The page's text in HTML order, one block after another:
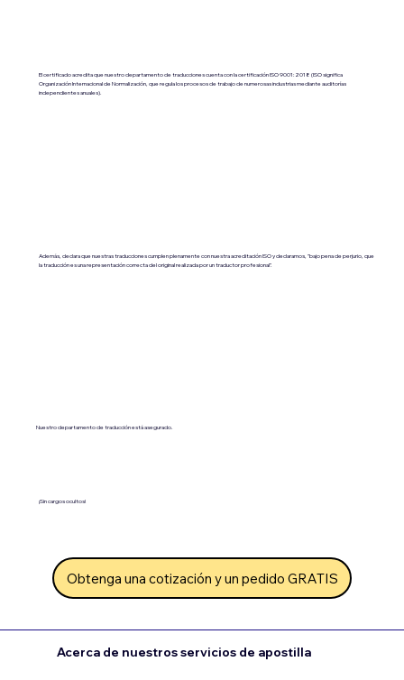
Acerca de nuestros servicios de apostilla
El certificado acredita que nuestro departamento de traducciones cuenta con la certificación ISO 9001:2018 (ISO significa
Organización Internacional de Normalización, que regula los procesos de trabajo de numerosas industrias mediante auditorías
independientes anuales).
Además, declara que nuestras traducciones cumplen plenamente con nuestra acreditación ISO y declaramos, "bajo pena de perjurio, que
la traducción es una representación correcta del original realizada por un traductor profesional".
Nuestro departamento de traducción está asegurado.
¡Sin cargos ocultos!
Obtenga una cotización y un pedido GRATIS